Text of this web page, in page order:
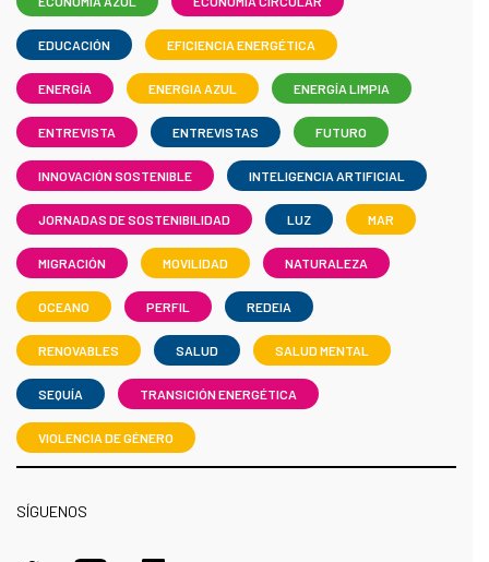
EDUCACIÓN EFICIENCIA ENERGÉTICA
ENERGÍA ENERGIA AZUL ENERGÍA LIMPIA
ENTREVISTA ENTREVISTAS FUTURO
INNOVACIÓN SOSTENIBLE INTELIGENCIA ARTIFICIAL
JORNADAS DE SOSTENIBILIDAD LUZ MAR
MIGRACIÓN MOVILIDAD NATURALEZA
OCEANO PERFIL REDEIA
RENOVABLES SALUD SALUD MENTAL
SEQUÍA TRANSICIÓN ENERGÉTICA
VIOLENCIA DE GÉNERO
SÍGUENOS